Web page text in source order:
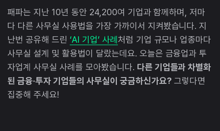
패파는 지난 10년 동안 24,200여 기업과 함께하며, 저마
다 다른 사무실 사용법을 가장 가까이서 지켜봤습니다. 지
난번 공유해 드린 ‘AI 기업’ 사례 처럼 기업 규모나 업종마다
사무실 설계 및 활용법이 달랐는데요. 오늘은 금융업과 투
자업계 사무실 사례를 모아봤습니다. 다른 기업들과 차별화
된 금융·투자 기업들의 사무실이 궁금하신가요? 그렇다면
집중해 주세요!